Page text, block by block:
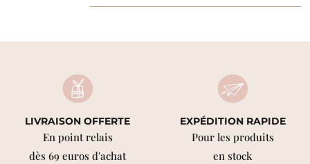
LIVRAISON OFFERTE
En point relais
dès 69 euros d'achat
EXPÉDITION RAPIDE
Pour les produits
en stock